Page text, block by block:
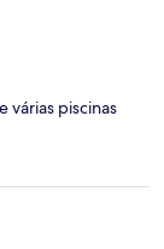
várias piscinas